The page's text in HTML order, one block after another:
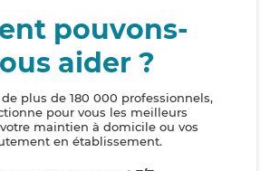
pouvons-
aider ?
plus de 180 000 professionnels,
pour vous les meilleurs
maintien à domicile ou vos
en établissement.